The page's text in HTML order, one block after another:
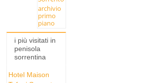
archivio
primo
piano
i più visitati in
penisola
sorrentina
Hotel Maison